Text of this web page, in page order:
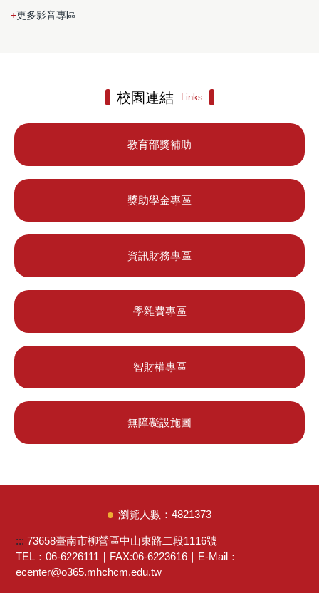
更多影音專區
校園連結 Links
教育部獎補助
獎助學金專區
資訊財務專區
學雜費專區
智財權專區
無障礙設施圖
4821373
::: 73658臺南市柳營區中山東路二段1116號
TEL：06-6226111｜FAX:06-6223616｜E-Mail：
ecenter@o365.mhchcm.edu.tw